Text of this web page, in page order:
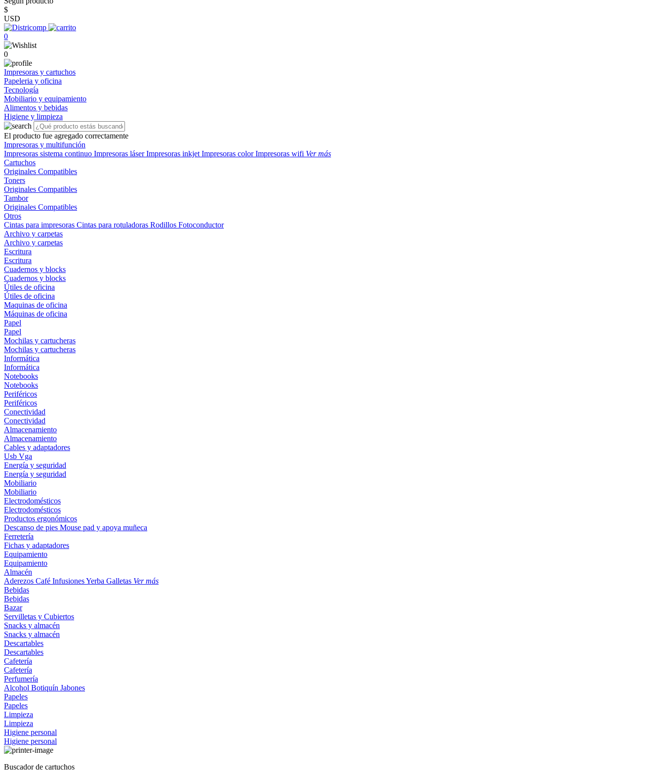
$
USD
0
0
Impresoras y cartuchos
Papeleria y oficina
Tecnología
Mobiliario y equipamiento
Alimentos y bebidas
Higiene y limpieza
El producto fue agregado correctamente
Impresoras y multifunción
Impresoras sistema continuo Impresoras láserImpresoras inkjet Impresoras colorImpresoras wifi Ver más
Cartuchos
Originales Compatibles
Toners
Originales Compatibles
Tambor
Originales Compatibles
Otros
Cintas para impresoras Cintas para rotuladoras Rodillos Fotoconductor
Archivo y carpetas
Archivo y carpetas
Escritura
Escritura
Cuadernos y blocks
Cuadernos y blocks
Útiles de oficina
Útiles de oficina
Maquinas de oficina
Máquinas de oficina
Papel
Papel
Mochilas y cartucheras
Mochilas y cartucheras
Informática
Informática
Notebooks
Notebooks
Periféricos
Periféricos
Conectividad
Conectividad
Almacenamiento
Almacenamiento
Cables y adaptadores
Usb Vga
Energía y seguridad
Energía y seguridad
Mobiliario
Mobiliario
Electrodomésticos
Electrodomésticos
Productos ergonómicos
Descanso de pies Mouse pad y apoya muñeca
Ferretería
Fichas y adaptadores
Equipamiento
Equipamiento
Almacén
Aderezos Café InfusionesYerba Galletas Ver más
Bebidas
Bebidas
Bazar
Servilletas y Cubiertos
Snacks y almacén
Snacks y almacén
Descartables
Descartables
Cafetería
Cafetería
Perfumería
Alcohol Botiquín Jabones
Papeles
Papeles
Limpieza
Limpieza
Higiene personal
Higiene personal
Buscador de cartuchos